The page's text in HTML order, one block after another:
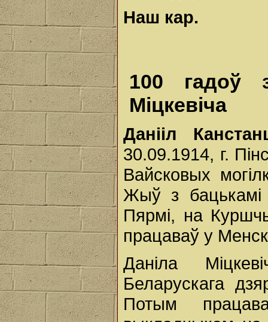
Наш кар.
100 гадоў
Міцкевіча
Данііл
30.09.1914, г.
Вайсковых
Жыў з бацькамі
Пярмі, на
працаваў у
Даніла
Беларускага
Потым